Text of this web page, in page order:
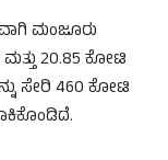
ಮಂಜೂರು
20.85 ಕೋಟಿ
ಸೇರಿ 460 ಕೋಟಿ